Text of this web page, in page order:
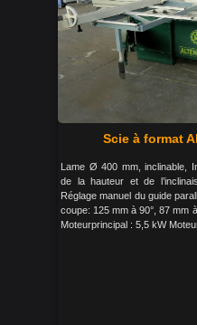
Scie à format
Lame Ø 400 mm, inclinable,
de la hauteur et de
Réglage manuel du guide
coupe: 125 mm à 90°, 87 mm
Moteurprincipal : 5,5 kW